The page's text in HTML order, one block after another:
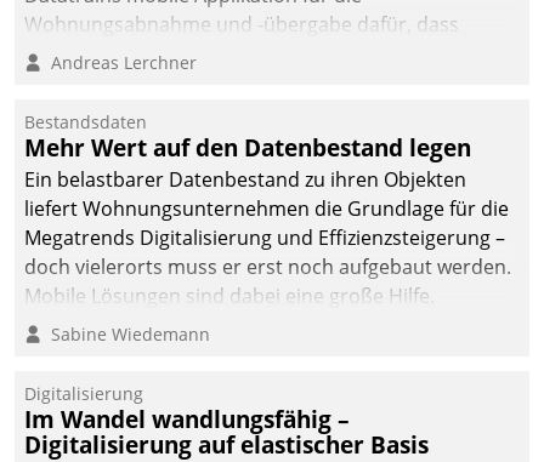
Wohnungsabnahme und -übergabe dafür, dass
Mieter wohlgeordnet kommen und, so es sein muss,
Andreas Lerchner
Bestandsdaten
Mehr Wert auf den Datenbestand legen
Ein belastbarer Datenbestand zu ihren Objekten
liefert Wohnungsunternehmen die Grundlage für die
Megatrends Digitalisierung und Effizienzsteigerung –
doch vielerorts muss er erst noch aufgebaut werden.
Mobile Lösungen sind dabei eine große Hilfe.
Sabine Wiedemann
Digitalisierung
Im Wandel wandlungsfähig –
Digitalisierung auf elastischer Basis